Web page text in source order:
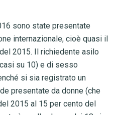
sono state presentate
internazionale, cioè quasi il
2015. Il richiedente asilo
su 10) e di sesso
si sia registrato un
presentate da donne (che
2015 al 15 per cento del